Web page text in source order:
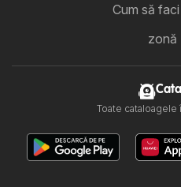
Cum să
zonă
Toate